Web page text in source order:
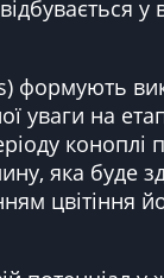
у
формують
уваги на
яка буде